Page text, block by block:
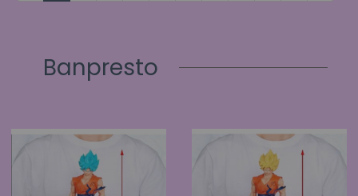
Banpresto